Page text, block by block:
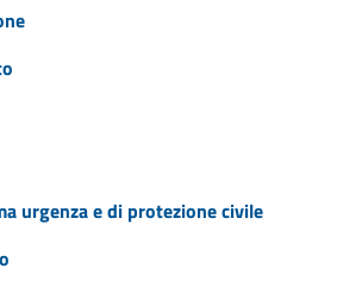
urgenza e di protezione civile